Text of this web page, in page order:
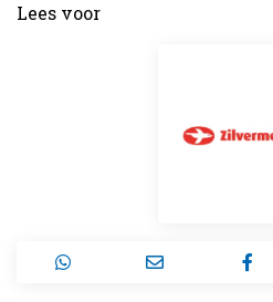
Lees voor